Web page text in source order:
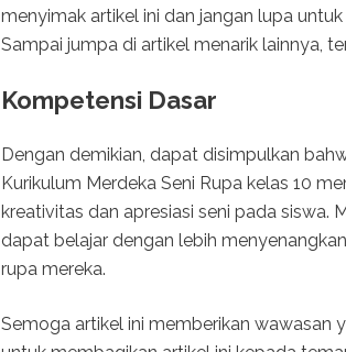
menyimak artikel ini dan jangan lupa
Sampai jumpa di artikel menarik lainnya,
Kompetensi Dasar
Dengan demikian, dapat disimpulkan
Kurikulum Merdeka Seni Rupa kelas 10
kreativitas dan apresiasi seni pada siswa.
dapat belajar dengan lebih
rupa mereka.
Semoga artikel ini memberikan wawasan